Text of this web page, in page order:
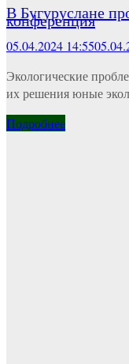
В Бугуруслане
конференция
05.04.2024 14:55
Экологические
их решения юные
Подробнее